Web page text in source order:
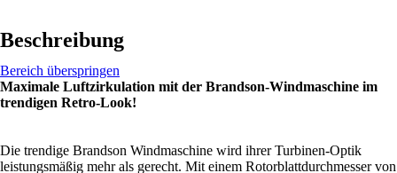
Beschreibung
Bereich überspringen
Maximale Luftzirkulation mit der Brandson-Windmaschine im
trendigen Retro-Look!
Die trendige Brandson Windmaschine wird ihrer Turbinen-Optik
leistungsmäßig mehr als gerecht. Mit einem Rotorblattdurchmesser von